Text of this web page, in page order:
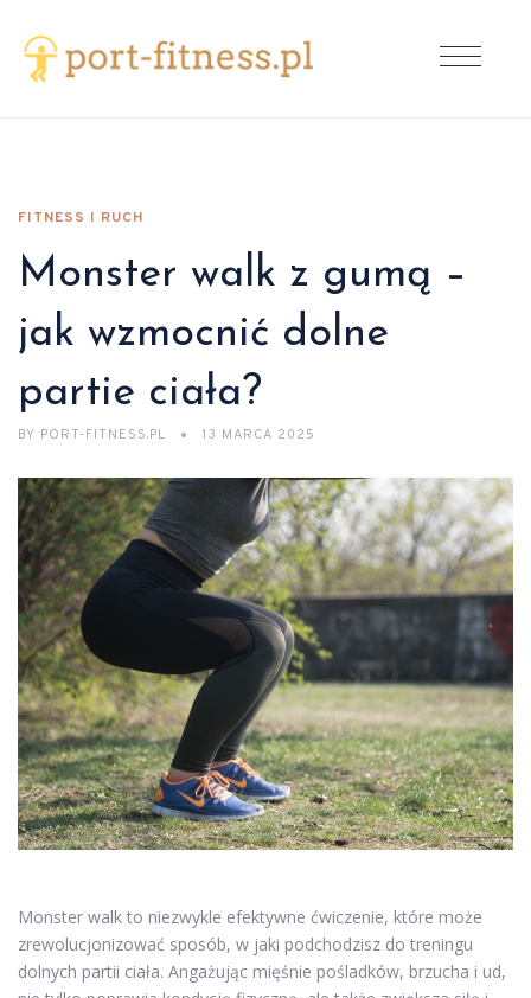
FITNESS I RUCH
Monster walk z gumą –
jak wzmocnić dolne
partie ciała?
BY PORT-FITNESS.PL 13 MARCA 2025
Monster walk to niezwykle efektywne ćwiczenie, które może
zrewolucjonizować sposób, w jaki podchodzisz do treningu
dolnych partii ciała. Angażując mięśnie pośladków, brzucha i ud,